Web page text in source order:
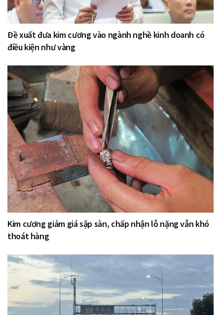
Đề xuất đưa kim cương vào ngành nghề kinh doanh có
điều kiện như vàng
Kim cương giảm giá sập sàn, chấp nhận lỗ nặng vẫn khó
thoát hàng